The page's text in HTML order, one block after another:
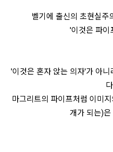
벨기에 출신의 초현실주
'이것은 파이
'이것은 혼자 앉는 의자'가 아니
마그리트의 파이프처럼 이미
개가 되는)은